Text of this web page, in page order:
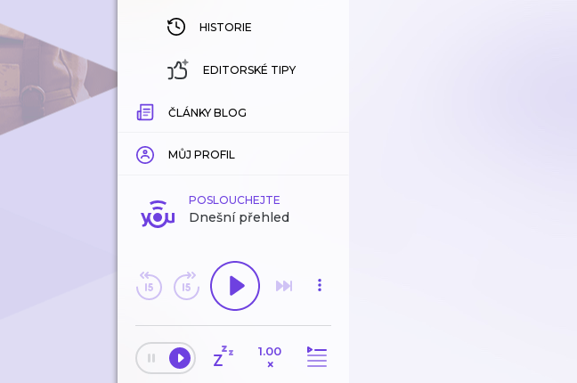
HISTORIE
EDITORSKÉ TIPY
ČLÁNKY BLOG
MŮJ PROFIL
POSLOUCHEJTE
Dnešní přehled
1.00
×